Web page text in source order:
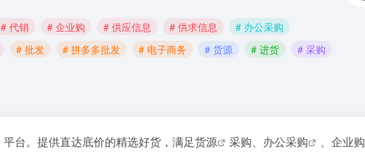
# 代销 # 企业购 # 供应信息 # 供求信息
# 办公采购
# 批发 # 拼多多批发 # 电子商务 # 货源 # 进货
# 采购
平台。提供直达底价的精选好货，满足货源 采购、 办公采购 、 企业购